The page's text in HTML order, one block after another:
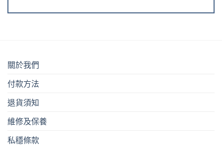
關於我們
付款方法
退貨須知
維修及保養
私穩條款